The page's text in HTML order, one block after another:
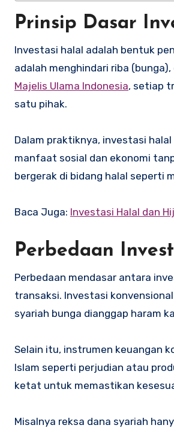
Prinsip Dasar
Investasi halal adalah bentuk
adalah menghindari riba
Majelis Ulama Indonesia, setiap
satu pihak.
Dalam praktiknya, investasi
manfaat sosial dan ekonomi
bergerak di bidang halal seperti
Baca Juga: Investasi Halal dan
Perbedaan
Perbedaan mendasar antara
transaksi. Investasi
syariah bunga dianggap haram
Selain itu, instrumen keuangan
Islam seperti perjudian atau
ketat untuk memastikan
Misalnya reksa dana syariah